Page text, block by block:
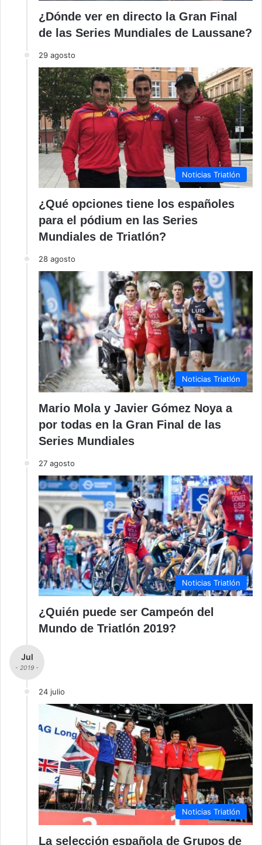
¿Dónde ver en directo la Gran Final
de las Series Mundiales de Laussane?
29 agosto
Noticias Triatlón
¿Qué opciones tiene los españoles
para el pódium en las Series
Mundiales de Triatlón?
28 agosto
Noticias Triatlón
Mario Mola y Javier Gómez Noya a
por todas en la Gran Final de las
Series Mundiales
27 agosto
Noticias Triatlón
¿Quién puede ser Campeón del
Mundo de Triatlón 2019?
Jul
- 2019 -
24 julio
Noticias Triatlón
La selección española de Grupos de